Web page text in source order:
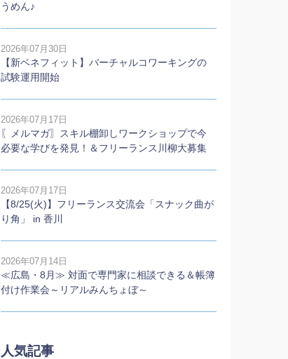
うめん♪
2026年07月30日
【新ベネフィット】バーチャルコワーキングの
試験運用開始
2026年07月17日
〖メルマガ〗スキル棚卸しワークショップで今
必要な学びを発見！＆フリーランス川柳大募集
2026年07月17日
【8/25(火)】フリーランス交流会「スナック曲が
り角」 in 香川
2026年07月14日
≪広島・8月≫ 対面で専門家に相談できる＆帳簿
付け作業会～リアルみんちょぼ～
人気記事